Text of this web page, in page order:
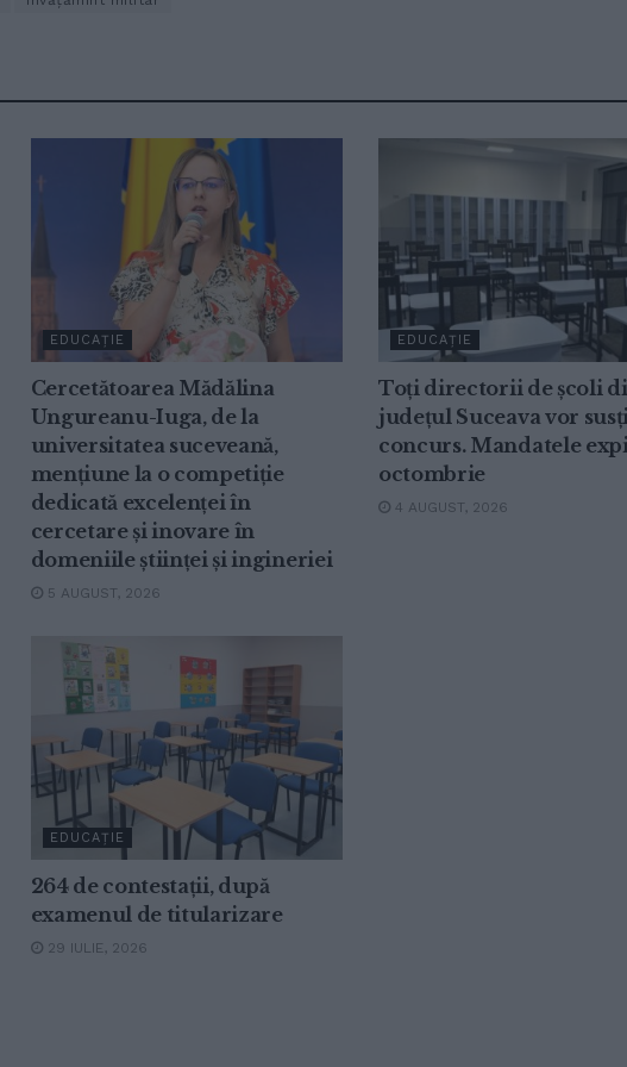
EDUCAȚIE
Cercetătoarea Mădălina
Ungureanu-Iuga, de la
universitatea suceveană,
mențiune la o competiție
dedicată excelenței în
cercetare și inovare în
domeniile științei și ingineriei
5 AUGUST, 2026
EDUCAȚIE
Toți directorii de școli
județul Suceava vor
concurs. Mandatele
octombrie
4 AUGUST, 2026
EDUCAȚIE
264 de contestații, după
examenul de titularizare
29 IULIE, 2026